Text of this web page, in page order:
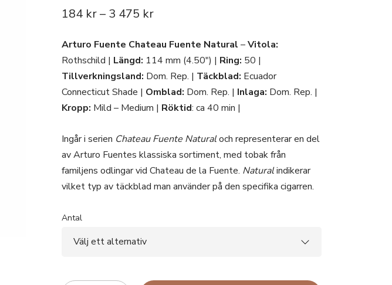
184 kr– 3 475 kr
Arturo Fuente Chateau Fuente Natural –Vitola:
Rothschild | Längd: 114 mm (4.50″) | Ring: 50 |
Tillverkningsland: Dom. Rep. | Täckblad: Ecuador
Connecticut Shade | Omblad: Dom. Rep. | Inlaga: Dom. Rep. |
Kropp: Mild – Medium | Röktid: ca 40 min |
Ingår i serien Chateau Fuente Naturaloch representerar en del
av Arturo Fuentes klassiska sortiment, med tobak från
familjens odlingar vid Chateau de la Fuente. Naturalindikerar
vilket typ av täckblad man använder på den specifika cigarren.
Antal